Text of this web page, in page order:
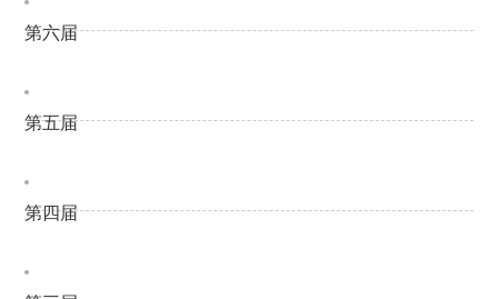
第六届
第五届
第四届